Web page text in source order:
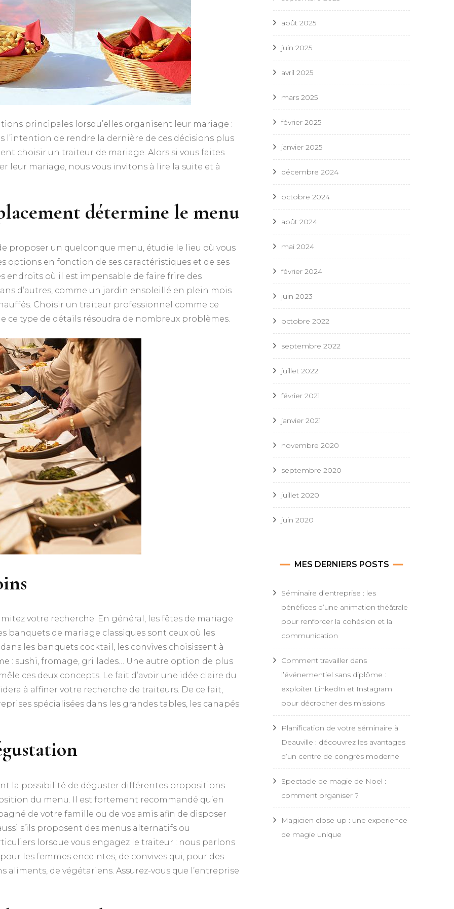
principales lorsqu’elles organisent leur mariage :
l’intention de rendre la dernière de ces décisions plus
choisir un traiteur de mariage. Alors si vous faites
leur mariage, nous vous invitons à lire la suite et à
détermine le menu
proposer un quelconque menu, étudie le lieu où vous
options en fonction de ses caractéristiques et de ses
endroits où il est impensable de faire frire des
d’autres, comme un jardin ensoleillé en plein mois
Choisir un traiteur professionnel comme ce
ce type de détails résoudra de nombreux problèmes.
votre recherche. En général, les fêtes de mariage
banquets de mariage classiques sont ceux où les
les banquets cocktail, les convives choisissent à
: sushi, fromage, grillades… Une autre option de plus
ces deux concepts. Le fait d’avoir une idée claire du
à affiner votre recherche de traiteurs. De ce fait,
spécialisées dans les grandes tables, les canapés
la possibilité de déguster différentes propositions
du menu. Il est fortement recommandé qu’en
de votre famille ou de vos amis afin de disposer
s’ils proposent des menus alternatifs ou
lorsque vous engagez le traiteur : nous parlons
les femmes enceintes, de convives qui, pour des
de végétariens. Assurez-vous que l’entreprise
août 2025
juin 2025
avril 2025
mars 2025
février 2025
janvier 2025
décembre 2024
octobre 2024
août 2024
mai 2024
février 2024
juin 2023
octobre 2022
septembre 2022
juillet 2022
février 2021
janvier 2021
novembre 2020
septembre 2020
juillet 2020
juin 2020
MES DERNIERS POSTS
Séminaire d’entreprise : les
bénéfices d’une animation théâtrale
pour renforcer la cohésion et la
communication
Comment travailler dans
l’événementiel sans diplôme :
exploiter LinkedIn et Instagram
pour décrocher des missions
Planification de votre séminaire à
Deauville : découvrez les avantages
d’un centre de congrès moderne
Spectacle de magie de Noel :
comment organiser ?
Magicien close-up : une experience
de magie unique